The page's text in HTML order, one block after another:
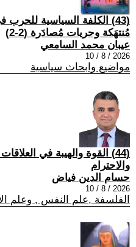
(43) الكلفة السياسية
مُنتهَكة وحريات مُصادَرة (2-2)
عيبان محمد السامعي
2026 / 8 / 10
مواضيع وابحاث سياسية
(44) القوة والهيبة في
والاحترام
حسام الدين فياض
2026 / 8 / 10
الفلسفة ,علم النفس , وعلم